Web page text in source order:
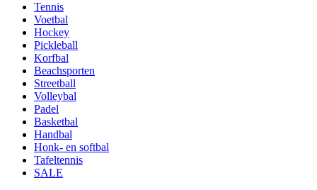
Tennis
Voetbal
Hockey
Pickleball
Korfbal
Beachsporten
Streetball
Volleybal
Padel
Basketbal
Handbal
Honk- en softbal
Tafeltennis
SALE